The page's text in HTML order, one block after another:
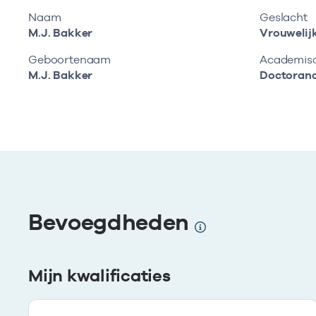
Naam
M.J. Bakker
Geboortenaam
M.J. Bakker
Geslacht
Bevoegdheden
Mijn kwalificaties